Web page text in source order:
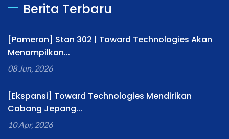
Berita Terbaru
[Pameran] Stan 302 | Toward Technologies Akan
Menampilkan...
08 Jun, 2026
[Ekspansi] Toward Technologies Mendirikan
Cabang Jepang...
10 Apr, 2026